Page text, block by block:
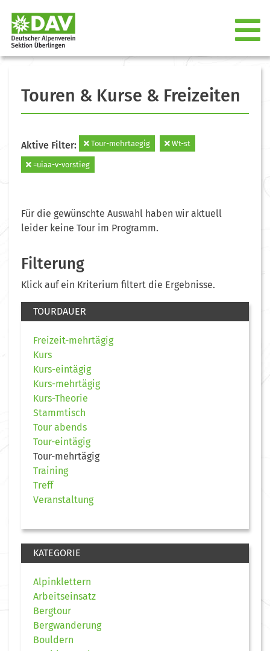
Touren & Kurse & Freizeiten
Aktive Filter: Tour-mehrtaegig Wt-st
=uiaa-v-vorstieg
Für die gewünschte Auswahl haben wir aktuell
leider keine Tour im Programm.
Filterung
Klick auf ein Kriterium filtert die Ergebnisse.
TOURDAUER
Freizeit-mehrtägig
Kurs
Kurs-eintägig
Kurs-mehrtägig
Kurs-Theorie
Stammtisch
Tour abends
Tour-eintägig
Tour-mehrtägig
Training
Treff
Veranstaltung
KATEGORIE
Alpinklettern
Arbeitseinsatz
Bergtour
Bergwanderung
Bouldern